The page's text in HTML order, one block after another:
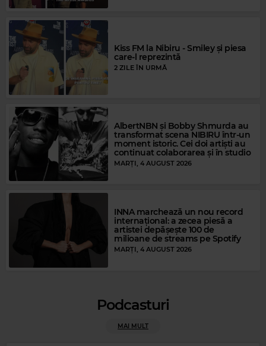
Magic Gold
ERIC CLAPTON –WONDERFUL TONIGHT
Kiss FM la Nibiru - Smiley și piesa
care-l reprezintă
2 ZILE ÎN URMĂ
AlbertNBN și Bobby Shmurda au
transformat scena NIBIRU într-un
moment istoric. Cei doi artiști au
continuat colaborarea și în studio
MARȚI, 4 AUGUST 2026
INNA marchează un nou record
internațional: a zecea piesă a
artistei depășește 100 de
milioane de streams pe Spotify
MARȚI, 4 AUGUST 2026
Podcasturi
MAI MULT